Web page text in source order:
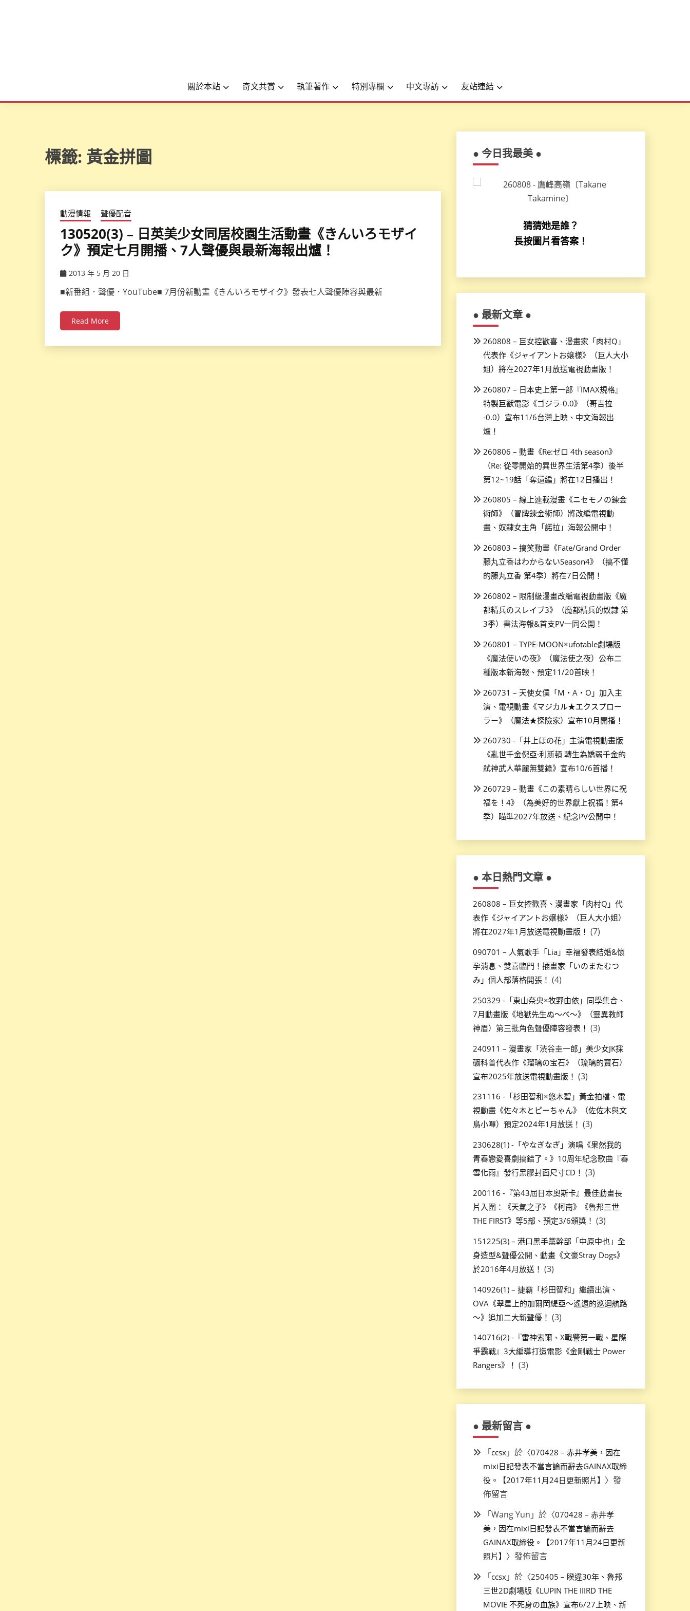
關於本站 奇文共賞 執筆著作 特別專欄 中文專訪 友站連結
標籤: 黃金拼圖
動漫情報 聲優配音
130520(3) – 日英美少女同居校園生活動畫《きんいろモザイ
ク》預定七月開播、7人聲優與最新海報出爐！
2013 年 5 月 20 日
■新番組．聲優．YouTube■ 7月份新動畫《きんいろモザイク》發表七人聲優陣容與最新
Read More
● 今日我最美 ●
猜猜她是誰？
長按圖片看答案！
● 最新文章 ●
260808 – 巨女控歡喜、漫畫家「肉村Q」
代表作《ジャイアントお嬢様》（巨人大小
姐）將在2027年1月放送電視動畫版！
260807 – 日本史上第一部『IMAX規格』
特製巨獸電影《ゴジラ-0.0》（哥吉拉
-0.0）宣布11/6台灣上映、中文海報出
爐！
260806 – 動畫《Re:ゼロ 4th season》
（Re: 從零開始的異世界生活第4季）後半
第12~19話「奪還編」將在12日播出！
260805 – 線上連載漫畫《ニセモノの錬金
術師》（冒牌鍊金術師）將改編電視動
畫、奴隸女主角「諾拉」海報公開中！
260803 – 搞笑動畫《Fate/Grand Order
藤丸立香はわからないSeason4》（搞不懂
的藤丸立香 第4季）將在7日公開！
260802 – 限制級漫畫改編電視動畫版《魔
都精兵のスレイブ3》（魔都精兵的奴隸 第
3季）書法海報&首支PV一同公開！
260801 – TYPE-MOON×ufotable劇場版
《魔法使いの夜》（魔法使之夜）公布二
種版本新海報、預定11/20首映！
260731 – 天使女僕「M・A・O」加入主
演、電視動畫《マジカル★エクスプロー
ラー》（魔法★探險家）宣布10月開播！
260730 -「井上ほの花」主演電視動畫版
《亂世千金倪亞·利斯頓 轉生為嬌弱千金的
弒神武人華麗無雙錄》宣布10/6首播！
260729 – 動畫《この素晴らしい世界に祝
福を！4》（為美好的世界獻上祝福！第4
季）瞄準2027年放送、紀念PV公開中！
● 本日熱門文章 ●
260808 – 巨女控歡喜、漫畫家「肉村Q」代
表作《ジャイアントお嬢様》（巨人大小姐）
將在2027年1月放送電視動畫版！ (7)
090701 – 人氣歌手「Lia」幸福發表結婚&懷
孕消息、雙喜臨門！插畫家「いのまたむつ
み」個人部落格開張！ (4)
250329 -「東山奈央×牧野由依」同學集合、
7月動畫版《地獄先生ぬ～べ～》（靈異教師
神眉）第三批角色聲優陣容發表！ (3)
240911 – 漫畫家「渋谷圭一郎」美少女JK採
礦科普代表作《瑠璃の宝石》（琉璃的寶石）
宣布2025年放送電視動畫版！ (3)
231116 -「杉田智和×悠木碧」黃金拍檔、電
視動畫《佐々木とピーちゃん》（佐佐木與文
鳥小嗶）預定2024年1月放送！ (3)
230628(1) -「やなぎなぎ」演唱《果然我的
青春戀愛喜劇搞錯了。》10周年紀念歌曲『春
雪化雨』發行黑膠封面尺寸CD！ (3)
200116 -『第43屆日本奧斯卡』最佳動畫長
片入圍：《天氣之子》《柯南》《魯邦三世
THE FIRST》等5部、預定3/6頒獎！ (3)
151225(3) – 港口黑手黨幹部「中原中也」全
身造型&聲優公開、動畫《文豪Stray Dogs》
於2016年4月放送！ (3)
140926(1) – 捷霸「杉田智和」繼續出演、
OVA《翠星上的加爾岡緹亞～遙遠的巡迴航路
～》追加二大新聲優！ (3)
140716(2) -『雷神索爾、X戰警第一戰、星際
爭霸戰』3大編導打造電影《金剛戰士 Power
Rangers》！ (3)
● 最新留言 ●
「ccsx」於〈070428 – 赤井孝美，因在
mixi日記發表不當言論而辭去GAINAX取締
役。【2017年11月24日更新照片】 〉發
佈留言
「Wang Yun 」於〈070428 – 赤井孝
美，因在mixi日記發表不當言論而辭去
GAINAX取締役。【2017年11月24日更新
照片】 〉發佈留言
「ccsx」於〈250405 – 睽違30年、魯邦
三世2D劇場版《LUPIN THE IIIRD THE
MOVIE 不死身の血族》宣布6/27上映、新